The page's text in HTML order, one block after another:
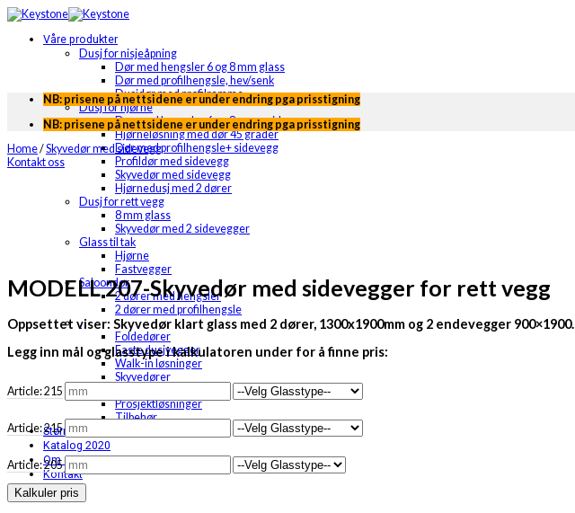
Skip
contentVåre produkter
Dusj for nisjeåpning
Dør med hengsler 6 og 8 mm glass
Dør med profilhengsle, hev/senk
Dusjdør med profilramme
Dusj for hjørne
Dør med hengsler 6 og 8 mm + sidevegg
Hjørneløsning med dør 45 grader
Dør med profilhengsle+ sidevegg
Profildør med sidevegg
Skyvedør med sidevegg
Hjørnedusj med 2 dører
Dusj for rett vegg
8 mm glass
Skyvedør med 2 sidevegger
Glass til tak
Hjørne
Fastvegger
Saloondør
2 dører med hengsler
2 dører med profilhengsle
.
Foldedører
Faste dusjvegger
Walk-in løsninger
Skyvedører
Prosjektløsninger
Tilbehør
Større prosjekt
Katalog 2020
Om oss
Kontakt
NB: prisene på nettsidene er under endring pga prisstigning
NB: prisene på nettsidene er under endring pga prisstigning
Home/Skyvedør med sidevegg
Kontakt oss
MODELL 207-Skyvedør med sidevegger for rett vegg
Oppsettet viser: Skyvedør klart glass med 2 dører, 1300x1900mm og 2 endevegger 900×1900.
Legg inn mål og glasstype i kalkulatoren under for å finne pris:
Article: 215
Article: 215
Article: 205
Kalkuler pris